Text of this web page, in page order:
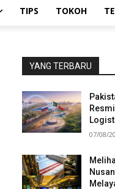
TIPS TOKOH
YANG TERBARU
07/08/